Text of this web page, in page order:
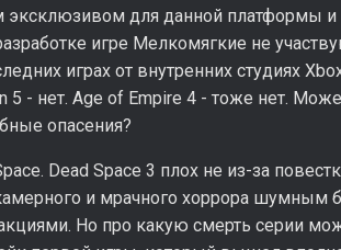
эксклюзивом для данной платформы и
игре Мелкомягкие не
играх от внутренних студиях
5 - нет. Age of Empire 4 - тоже нет.
опасения?
Dead Space 3 плох не из-за
и мрачного хоррора шумным
Но про какую смерть серии